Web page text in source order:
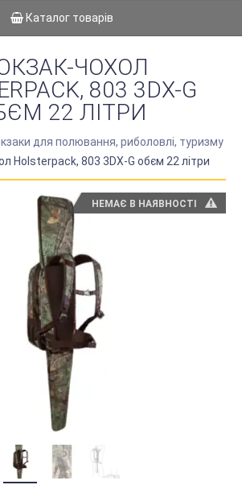
Каталог товарів
ЧОХОЛ
803 3DX-G
22 ЛІТРИ
для полювання, риболовлі, туризму
Holsterpack, 803 3DX-G обєм 22 літри
НЕМАЄ В НАЯВНОСТІ